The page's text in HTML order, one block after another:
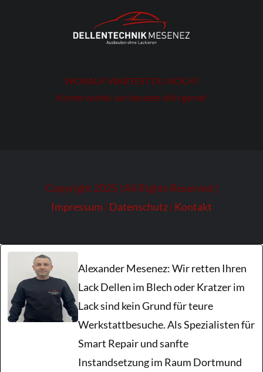
WORAUF WARTEST DU NOCH?
Komm vorbei, wir beraten dich gerne!
Copyright 2025 | All Rights Reserved |
Impressum | Datenschutz | Kontakt
Alexander Mesenez: Wir retten Ihren
Lack Dellen im Blech oder Kratzer im
Lack sind kein Grund für teure
Werkstattbesuche. Als Spezialisten für
Smart Repair und sanfte
Instandsetzung im Raum Dortmund